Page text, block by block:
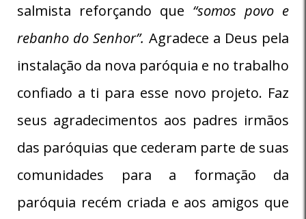
salmista reforçando que “somos povo e
rebanho do Senhor”. Agradece a Deus pela
instalação da nova paróquia e no trabalho
confiado a ti para esse novo projeto. Faz
seus agradecimentos aos padres irmãos
das paróquias que cederam parte de suas
comunidades para a formação da
paróquia recém criada e aos amigos que